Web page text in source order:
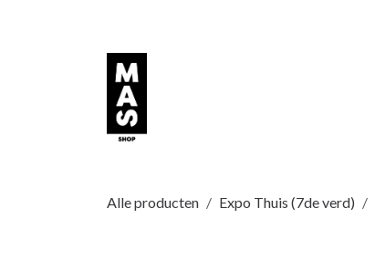
Alle producten Expo Thuis (7de verd)